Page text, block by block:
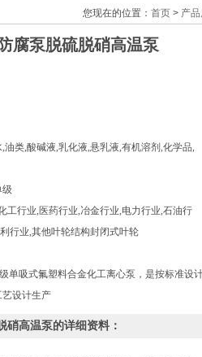
您现在的位置： 首页 > 产
腐泵脱硫脱硝高温泵
类,酸碱液,乳化液,悬乳液,有机溶剂,化学品,
工行业,医药行业,冶金行业,电力行业,石油行
行业,其他叶轮结构封闭式叶轮
单吸式氟塑料合金化工离心泵，是按标准设
设计生产
硝高温泵的详细资料：